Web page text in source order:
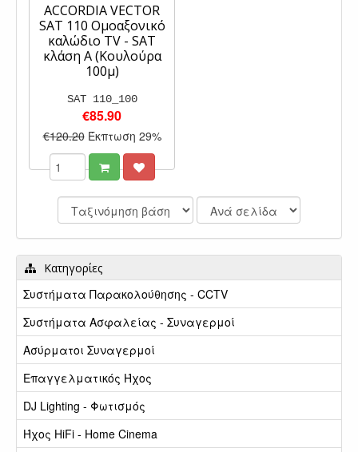
ACCORDIA VECTOR
SAT 110 Ομοαξονικό
καλώδιο TV - SAT
κλάση Α (Kουλούρα
100μ)
SAT 110_100
€85.90
€120.20 Έκπτωση 29%
Κατηγορίες
Συστήματα Παρακολούθησης - CCTV
Συστήματα Ασφαλείας - Συναγερμοί
Ασύρματοι Συναγερμοί
Επαγγελματικός Ήχος
DJ Lighting - Φωτισμός
Ήχος HiFi - Home Cinema